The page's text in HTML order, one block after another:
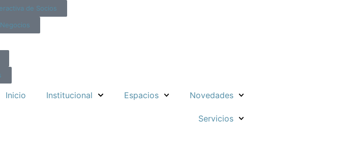
de Socios
Inicio Institucional Espacios Novedades
Servicios